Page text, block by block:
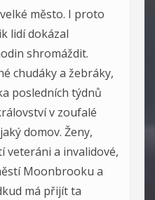
město. I proto
lidí dokázal
shromáždit.
chudáky a žebráky,
posledních týdnů
v zoufalé
domov. Ženy,
veteráni a invalidové,
Moonbrooku a
má přijít ta